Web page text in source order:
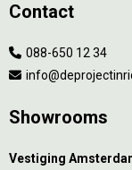
Contact
088-650 12 34
Showrooms
Vestiging